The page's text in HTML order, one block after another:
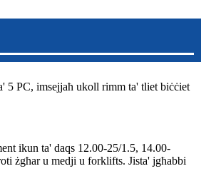
5 PC, imsejjaħ ukoll rimm ta' tliet biċċiet
ikun ta' daqs 12.00-25/1.5, 14.00-
żgħar u medji u forklifts. Jista' jgħabbi